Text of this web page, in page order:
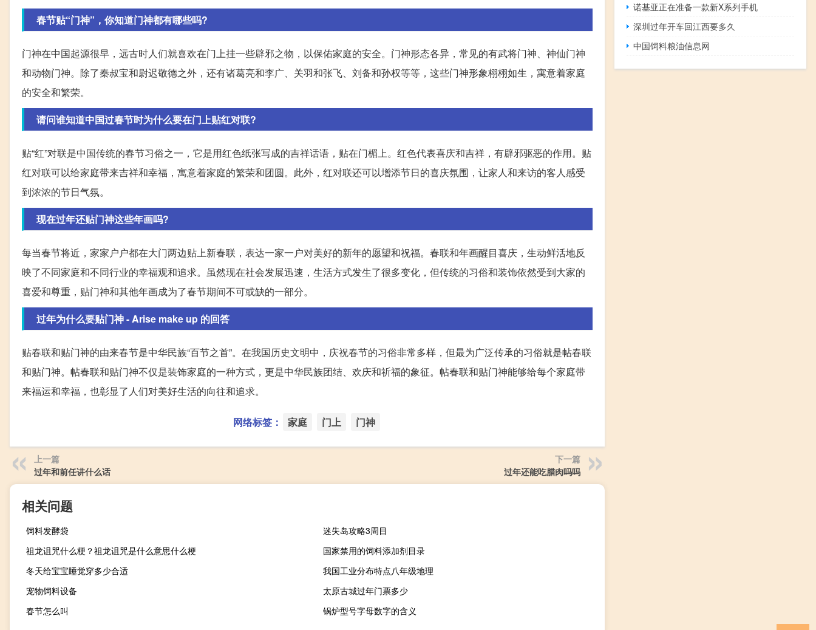
春节贴“门神”，你知道门神都有哪些吗?
门神在中国起源很早，远古时人们就喜欢在门上挂一些辟邪之物，以保佑家庭的安全。门神形态各异，常见的有武将门神、神仙门神
和动物门神。除了秦叔宝和尉迟敬德之外，还有诸葛亮和李广、关羽和张飞、刘备和孙权等等，这些门神形象栩栩如生，寓意着家庭
的安全和繁荣。
请问谁知道中国过春节时为什么要在门上贴红对联?
贴“红”对联是中国传统的春节习俗之一，它是用红色纸张写成的吉祥话语，贴在门楣上。红色代表喜庆和吉祥，有辟邪驱恶的作用。贴
红对联可以给家庭带来吉祥和幸福，寓意着家庭的繁荣和团圆。此外，红对联还可以增添节日的喜庆氛围，让家人和来访的客人感受
到浓浓的节日气氛。
现在过年还贴门神这些年画吗?
每当春节将近，家家户户都在大门两边贴上新春联，表达一家一户对美好的新年的愿望和祝福。春联和年画醒目喜庆，生动鲜活地反
映了不同家庭和不同行业的幸福观和追求。虽然现在社会发展迅速，生活方式发生了很多变化，但传统的习俗和装饰依然受到大家的
喜爱和尊重，贴门神和其他年画成为了春节期间不可或缺的一部分。
过年为什么要贴门神 - Arise make up 的回答
贴春联和贴门神的由来春节是中华民族“百节之首”。在我国历史文明中，庆祝春节的习俗非常多样，但最为广泛传承的习俗就是帖春联
和贴门神。帖春联和贴门神不仅是装饰家庭的一种方式，更是中华民族团结、欢庆和祈福的象征。帖春联和贴门神能够给每个家庭带
来福运和幸福，也彰显了人们对美好生活的向往和追求。
网络标签： 家庭 门上 门神
上一篇
过年和前任讲什么话
下一篇
过年还能吃腊肉吗吗
相关问题
饲料发酵袋
迷失岛攻略3周目
祖龙诅咒什么梗？祖龙诅咒是什么意思什么梗
国家禁用的饲料添加剂目录
冬天给宝宝睡觉穿多少合适
我国工业分布特点八年级地理
宠物饲料设备
太原古城过年门票多少
春节怎么叫
锅炉型号字母数字的含义
诺基亚正在准备一款新X系列手机
深圳过年开车回江西要多久
中国饲料粮油信息网